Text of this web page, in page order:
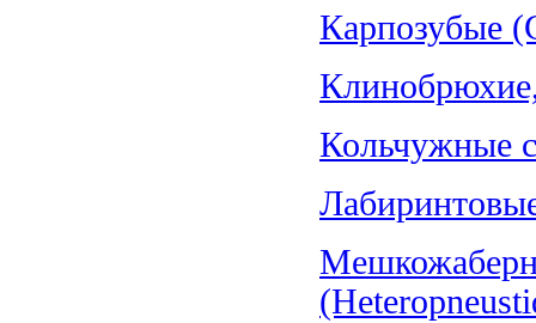
Карпозубые
Кольчужные